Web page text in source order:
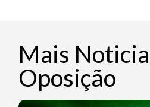
Mais
Oposição